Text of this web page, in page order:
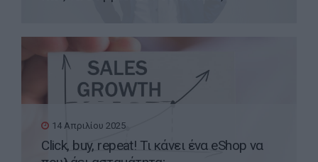
14 Απριλίου 2025
Click, buy, repeat! Τι κάνει ένα eShop να